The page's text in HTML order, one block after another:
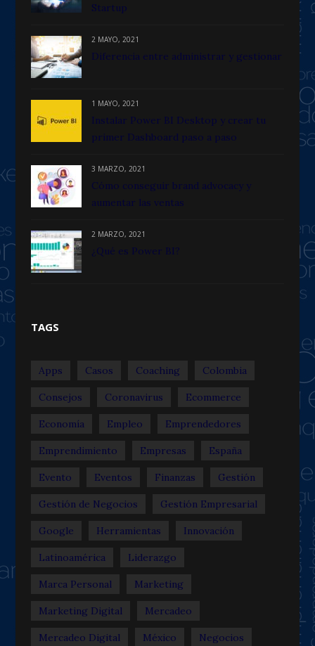
Startup
2 MAYO, 2021
Diferencia entre administrar y gestionar
1 MAYO, 2021
Instalar Power BI Desktop y crear tu
primer Dashboard paso a paso
3 MARZO, 2021
Cómo conseguir brand advocacy y
aumentar las ventas
2 MARZO, 2021
¿Qué es Power BI?
TAGS
Apps Casos Coaching Colombia
Consejos Coronavirus Ecommerce
Economía Empleo Emprendedores
Emprendimiento Empresas España
Evento Eventos Finanzas Gestión
Gestión de Negocios Gestión Empresarial
Google Herramientas Innovación
Latinoamérica Liderazgo
Marca Personal Marketing
Marketing Digital Mercadeo
Mercadeo Digital México Negocios